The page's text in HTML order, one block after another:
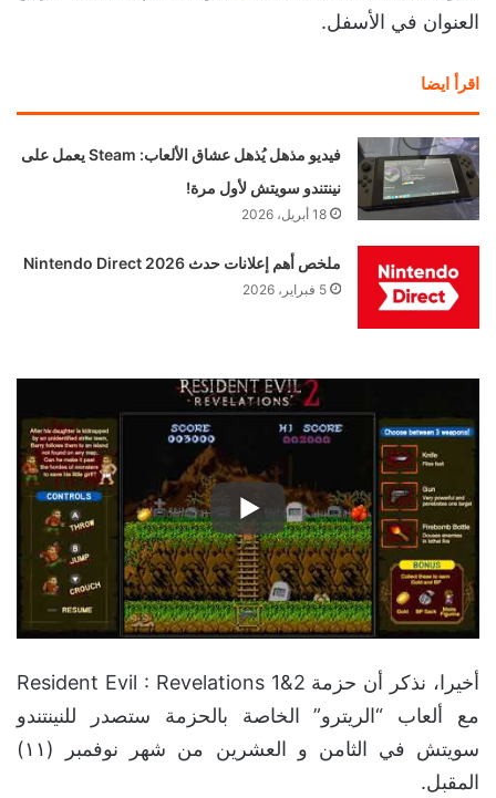
العنوان في الأسفل.
اقرأ ايضا
فيديو مذهل يُذهل عشاق الألعاب: Steam يعمل على
نينتندو سويتش لأول مرة!
18 أبريل، 2026
ملخص أهم إعلانات حدث Nintendo Direct 2026
5 فبراير، 2026
أخيرا، نذكر أن حزمة Resident Evil : Revelations 1&2
مع ألعاب “الريترو” الخاصة بالحزمة ستصدر للنينتندو
سويتش في الثامن و العشرين من شهر نوفمبر (١١)
المقبل.